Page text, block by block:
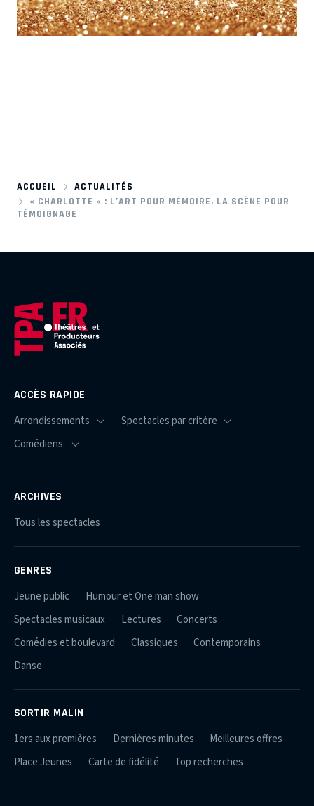
ACCUEIL
ACTUALITÉS
« CHARLOTTE » : L’ART POUR MÉMOIRE, LA SCÈNE POUR
TÉMOIGNAGE
ACCÈS RAPIDE
ARCHIVES
Tous les spectacles
GENRES
Jeune public
Humour et One man show
Spectacles musicaux
Lectures
Concerts
Comédies et boulevard
Classiques
Contemporains
Danse
SORTIR MALIN
1ers aux premières Dernières minutes
Meilleures offres
Place Jeunes
Carte de fidélité Top recherches